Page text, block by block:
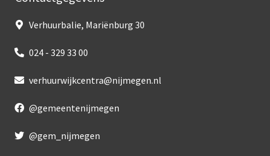
Verhuurbalie, Mariënburg 30
024 - 329 33 00
verhuurwijkcentra@nijmegen.nl
@gemeentenijmegen
@gem_nijmegen